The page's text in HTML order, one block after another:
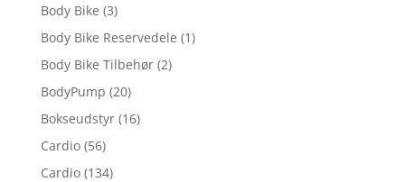
Body Bike (3)
Body Bike Reservedele (1)
Body Bike Tilbehør (2)
BodyPump (20)
Bokseudstyr (16)
Cardio (56)
Cardio (134)